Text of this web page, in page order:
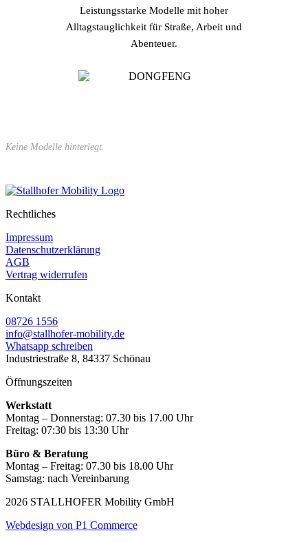
Leistungsstarke Modelle mit hoher
Alltagstauglichkeit für Straße, Arbeit und
Abenteuer.
Keine Modelle hinterlegt.
Rechtliches
Impressum
Datenschutzerklärung
AGB
Vertrag widerrufen
Kontakt
08726 1556
info@stallhofer-mobility.de
Whatsapp schreiben
Industriestraße 8, 84337 Schönau
Öffnungszeiten
Werkstatt
Montag – Donnerstag: 07.30 bis 17.00 Uhr
Freitag: 07:30 bis 13:30 Uhr
Büro & Beratung
Montag – Freitag: 07.30 bis 18.00 Uhr
Samstag: nach Vereinbarung
2026 STALLHOFER Mobility GmbH
Webdesign von P1 Commerce